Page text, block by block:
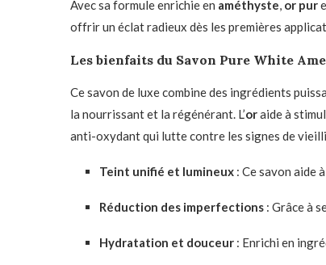
Avec sa formule enrichie en améthyste, or pur
offrir un éclat radieux dès les premières
Les bienfaits du Savon Pure White
Ce savon de luxe combine des ingrédients
la nourrissant et la régénérant. L’oraide à
anti-oxydant qui lutte contre les signes de
Teint unifié et lumineux : Ce savon aide à
Réduction des imperfections : Grâce à
Hydratation et douceur : Enrichi en